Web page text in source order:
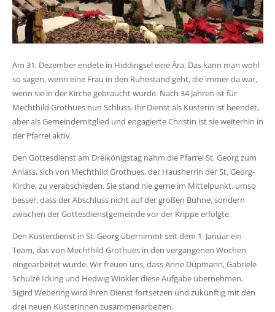
Am 31. Dezember endete in Hiddingsel eine Ära. Das kann man wohl
so sagen, wenn eine Frau in den Ruhestand geht, die immer da war,
wenn sie in der Kirche gebraucht wurde. Nach 34 Jahren ist für
Mechthild Grothues nun Schluss. Ihr Dienst als Küsterin ist beendet,
aber als Gemeindemitglied und engagierte Christin ist sie weiterhin in
der Pfarrei aktiv.
Den Gottesdienst am Dreikönigstag nahm die Pfarrei St. Georg zum
Anlass, sich von Mechthild Grothues, der Hausherrin der St. Georg-
Kirche, zu verabschieden. Sie stand nie gerne im Mittelpunkt, umso
besser, dass der Abschluss nicht auf der großen Bühne, sondern
zwischen der Gottesdienstgemeinde vor der Krippe erfolgte.
Den Küsterdienst in St. Georg übernimmt seit dem 1. Januar ein
Team, das von Mechthild Grothues in den vergangenen Wochen
eingearbeitet wurde. Wir freuen uns, dass Anne Düpmann, Gabriele
Schulze Icking und Hedwig Winkler diese Aufgabe übernehmen.
Sigird Webering wird ihren Dienst fortsetzen und zukünftig mit den
drei neuen Küsterinnen zusammenarbeiten.